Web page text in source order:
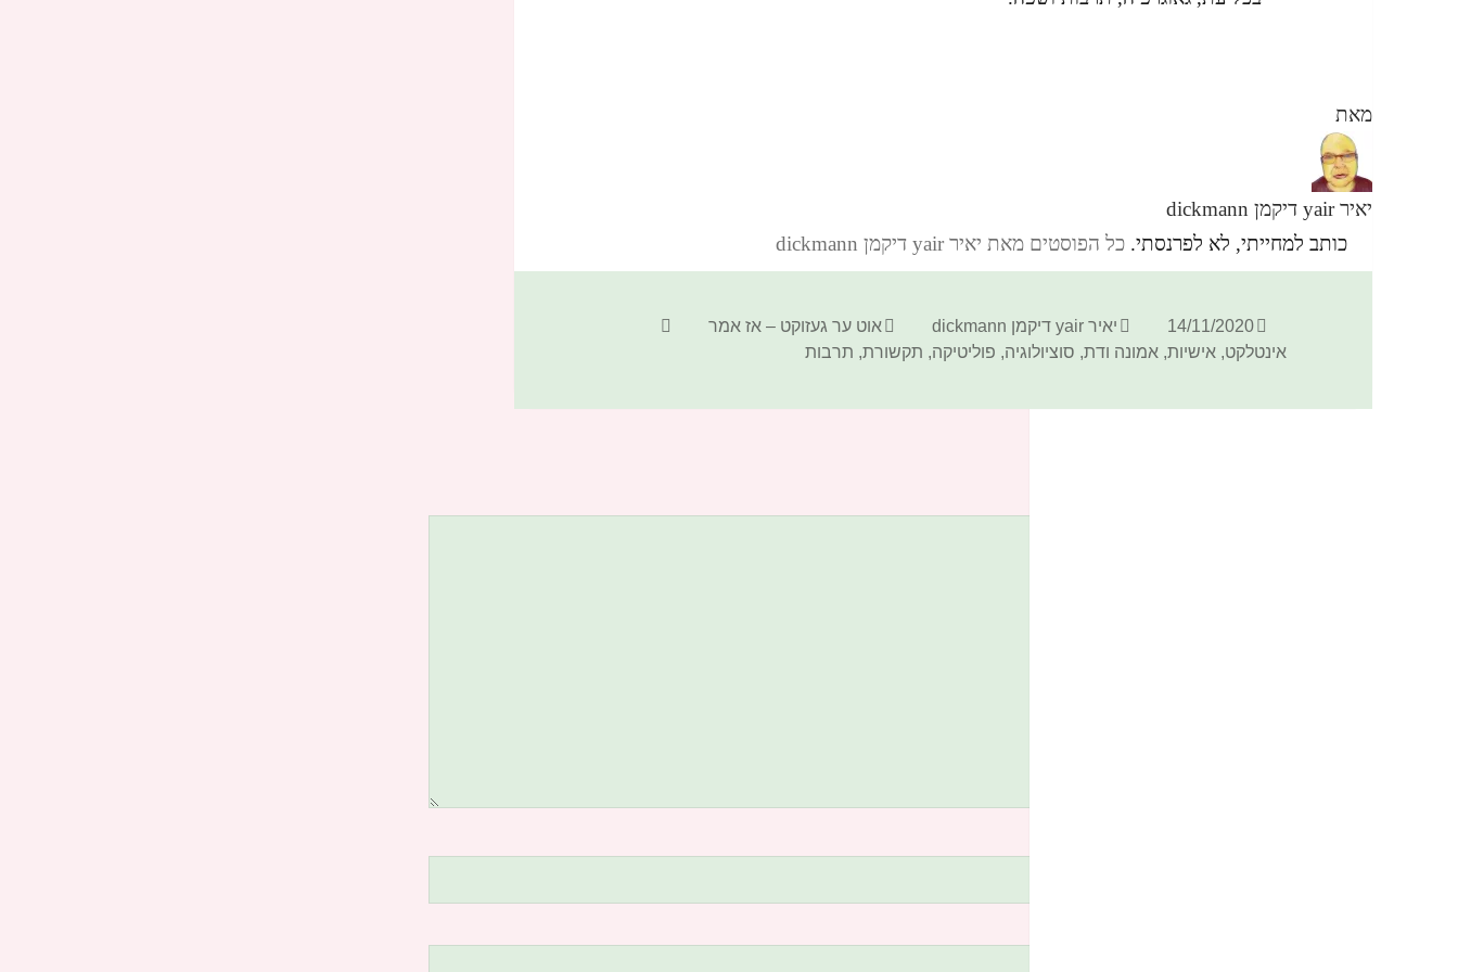
מאת
יאיר yair דיקמן dickmann
כותב למחייתי, לא לפרנסתי. כל הפוסטים מאת יאיר yair דיקמן dickmann‏
פורסם
בתאריך
14/11/2020 מחבר
יאיר yair דיקמן dickmann קטגוריות
אוט ער געזוקט – אז אמר
אינטלקט,אישיות,אמונה ודת, סוציולוגיה, פוליטיקה, תקשורת, תרבות